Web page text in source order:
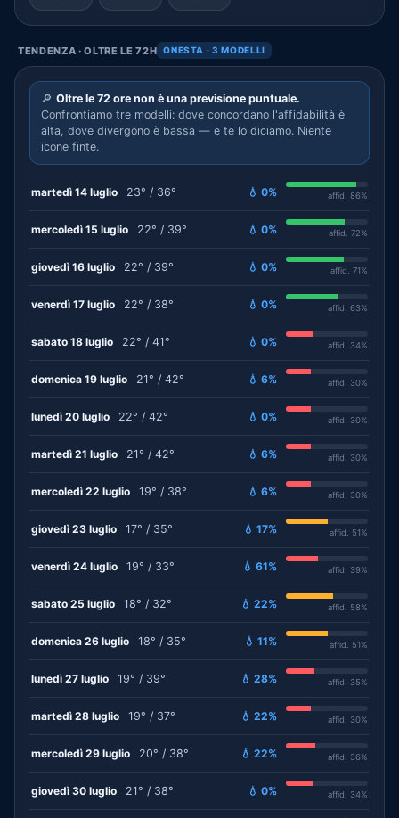
TENDENZA · OLTRE LE 72H ONESTA · 3 MODELLI
🔎 Oltre le 72 ore non è una previsione puntuale.
Confrontiamo tre modelli: dove concordano l'affidabilità è
alta, dove divergono è bassa — e te lo diciamo. Niente
icone finte.
martedì 14 luglio 23° / 36° 💧 0% affid. 86%
mercoledì 15 luglio 22° / 39° 💧 0% affid. 72%
giovedì 16 luglio 22° / 39° 💧 0% affid. 71%
venerdì 17 luglio 22° / 38° 💧 0% affid. 63%
sabato 18 luglio 22° / 41° 💧 0% affid. 34%
domenica 19 luglio 21° / 42° 💧 6% affid. 30%
lunedì 20 luglio 22° / 42° 💧 0% affid. 30%
martedì 21 luglio 21° / 42° 💧 6% affid. 30%
mercoledì 22 luglio 19° / 38° 💧 6% affid. 30%
giovedì 23 luglio 17° / 35° 💧 17% affid. 51%
venerdì 24 luglio 19° / 33° 💧 61% affid. 39%
sabato 25 luglio 18° / 32° 💧 22% affid. 58%
domenica 26 luglio 18° / 35° 💧 11% affid. 51%
lunedì 27 luglio 19° / 39° 💧 28% affid. 35%
martedì 28 luglio 19° / 37° 💧 22% affid. 30%
mercoledì 29 luglio 20° / 38° 💧 22% affid. 36%
giovedì 30 luglio 21° / 38° 💧 0% affid. 34%